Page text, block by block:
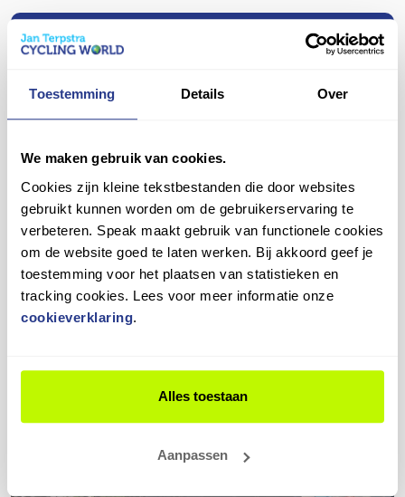
Toestemming Details Over
We maken gebruik van cookies.
Cookies zijn kleine tekstbestanden die door websites
gebruikt kunnen worden om de gebruikerservaring te
verbeteren. Speak maakt gebruik van functionele cookies
om de website goed te laten werken. Bij akkoord geef je
toestemming voor het plaatsen van statistieken en
tracking cookies. Lees voor meer informatie onze
cookieverklaring.
Alles toestaan
Aanpassen
veilig en comfortabel op pad!
jouw nieuwe fiets zich nog een beetje "zet".
Daarom bieden we een gratis eerste nastelbeurt
stellen we de versnellingen, remmen en andere
onderdelen opnieuw af, zodat alles weer soepel
Plan je afspraak eenvoudig in en blijf genieten van
jouw fiets in topconditie!
Vragen over dit product?
graag te woord!
9,4
Wat onze klanten zeggen